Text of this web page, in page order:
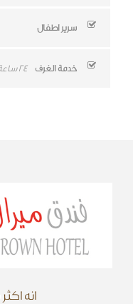
سرير اطفال
خدمة الغرف 24 ساعة
انه